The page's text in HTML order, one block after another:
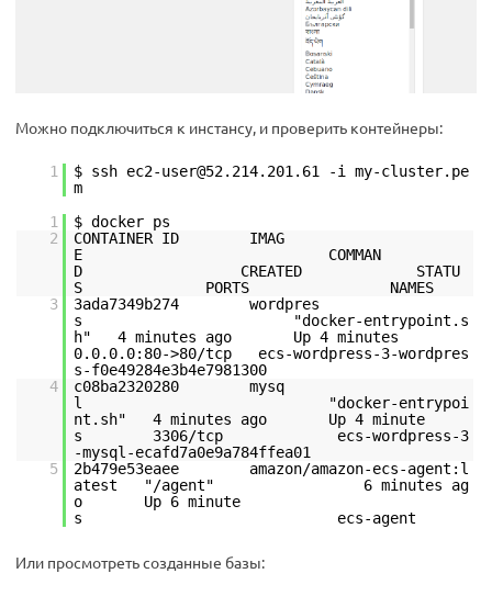
Можно подключиться к инстансу, и проверить контейнеры:
1
$ ssh ec2-user@52.214.201.61 -i my-cluster.pe
m
1
$ docker ps
2
CONTAINER ID IMAG
E COMMAN
D CREATED STATU
S PORTS NAMES
3
3ada7349b274 wordpres
s "docker-entrypoint.s
h" 4 minutes ago Up 4 minutes
0.0.0.0:80->80/tcp ecs-wordpress-3-wordpres
s-f0e49284e3b4e7981300
4
c08ba2320280 mysq
l "docker-entrypoi
nt.sh" 4 minutes ago Up 4 minute
s 3306/tcp ecs-wordpress-3
-mysql-ecafd7a0e9a784ffea01
5
2b479e53eaee amazon/amazon-ecs-agent:l
atest "/agent" 6 minutes ag
o Up 6 minute
s ecs-agent
Или просмотреть созданные базы: